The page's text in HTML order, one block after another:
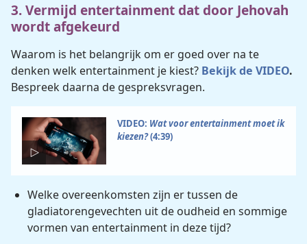
3. Vermijd entertainment dat door Jehovah
wordt afgekeurd
Waarom is het belangrijk om er goed over na te
denken welk entertainment je kiest? Bekijk de VIDEO.
Bespreek daarna de gespreksvragen.
VIDEO: Wat voor entertainment moet ik
kiezen?(4:39)
Welke overeenkomsten zijn er tussen de
gladiatorengevechten uit de oudheid en sommige
vormen van entertainment in deze tijd?